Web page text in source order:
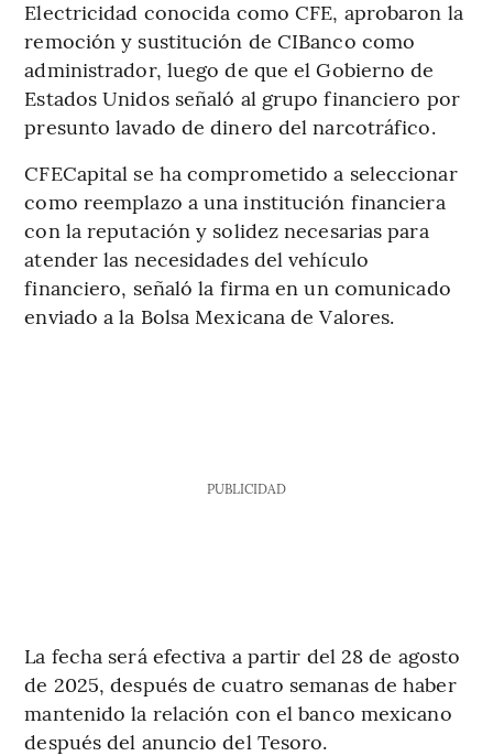
Electricidad conocida como CFE, aprobaron la
remoción y sustitución de CIBanco como
administrador, luego de que el Gobierno de
Estados Unidos señaló al grupo financiero por
presunto lavado de dinero del narcotráfico.
CFECapital se ha comprometido a seleccionar
como reemplazo a una institución financiera
con la reputación y solidez necesarias para
atender las necesidades del vehículo
financiero, señaló la firma en un comunicado
enviado a la Bolsa Mexicana de Valores.
PUBLICIDAD
La fecha será efectiva a partir del 28 de agosto
de 2025, después de cuatro semanas de haber
mantenido la relación con el banco mexicano
después del anuncio del Tesoro.